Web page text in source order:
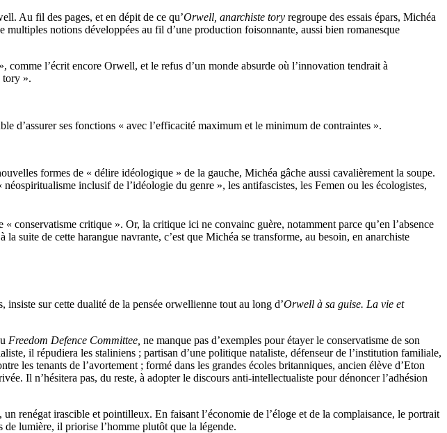
Au fil des pages, et en dépit de ce qu’Orwell, anarchiste tory regroupe des essais épars, Michéa
multiples notions développées au fil d’une production foisonnante, aussi bien romanesque
l’écrit encore Orwell, et le refus d’un monde absurde où l’innovation tendrait à
tory ».
d’assurer ses fonctions « avec l’efficacité maximum et le minimum de contraintes ».
formes de « délire idéologique » de la gauche, Michéa gâche aussi cavalièrement la soupe.
inclusif de l’idéologie du genre », les antifascistes, les Femen ou les écologistes,
conservatisme critique ». Or, la critique ici ne convainc guère, notamment parce qu’en l’absence
suite de cette harangue navrante, c’est que Michéa se transforme, au besoin, en anarchiste
sur cette dualité de la pensée orwellienne tout au long d’Orwell à sa guise. La vie et
Freedom Defence Committee, ne manque pas d’exemples pour étayer le conservatisme de son
il répudiera les staliniens ; partisan d’une politique nataliste, défenseur de l’institution familiale,
les tenants de l’avortement ; formé dans les grandes écoles britanniques, ancien élève d’Eton
Il n’hésitera pas, du reste, à adopter le discours anti-intellectualiste pour dénoncer l’adhésion
renégat irascible et pointilleux. En faisant l’économie de l’éloge et de la complaisance, le portrait
de lumière, il priorise l’homme plutôt que la légende.